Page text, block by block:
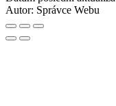
Autor: Správce Webu